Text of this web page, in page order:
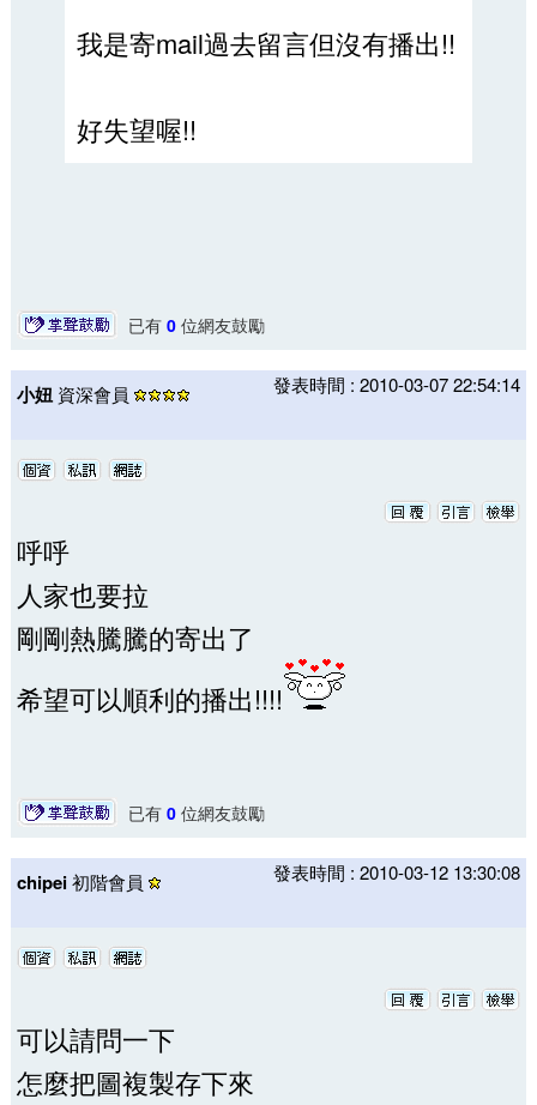
我是寄mail過去留言但沒有播出!!
好失望喔!!
已有 0位網友鼓勵
小妞 資深會員 發表時間 : 2010-03-07 22:54:14
呼呼
人家也要拉
剛剛熱騰騰的寄出了
希望可以順利的播出!!!!
已有 0位網友鼓勵
chipei初階會員 發表時間 : 2010-03-12 13:30:08
可以請問一下
怎麼把圖複製存下來